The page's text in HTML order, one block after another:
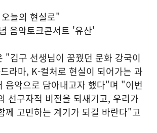
늘의 현실로"
음악토크콘서트 '유산'
"김구 선생님이 꿈꿨던 문화 강국이
라마, K-컬처로 현실이 되어가는 과
음악으로 담아내고자 했다"며 "이번
선구자적 비전을 되새기고, 우리가
께 고민하는 계기가 되길 바란다"고